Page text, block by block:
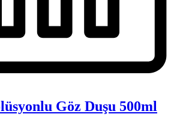
Göz Duşu 500ml